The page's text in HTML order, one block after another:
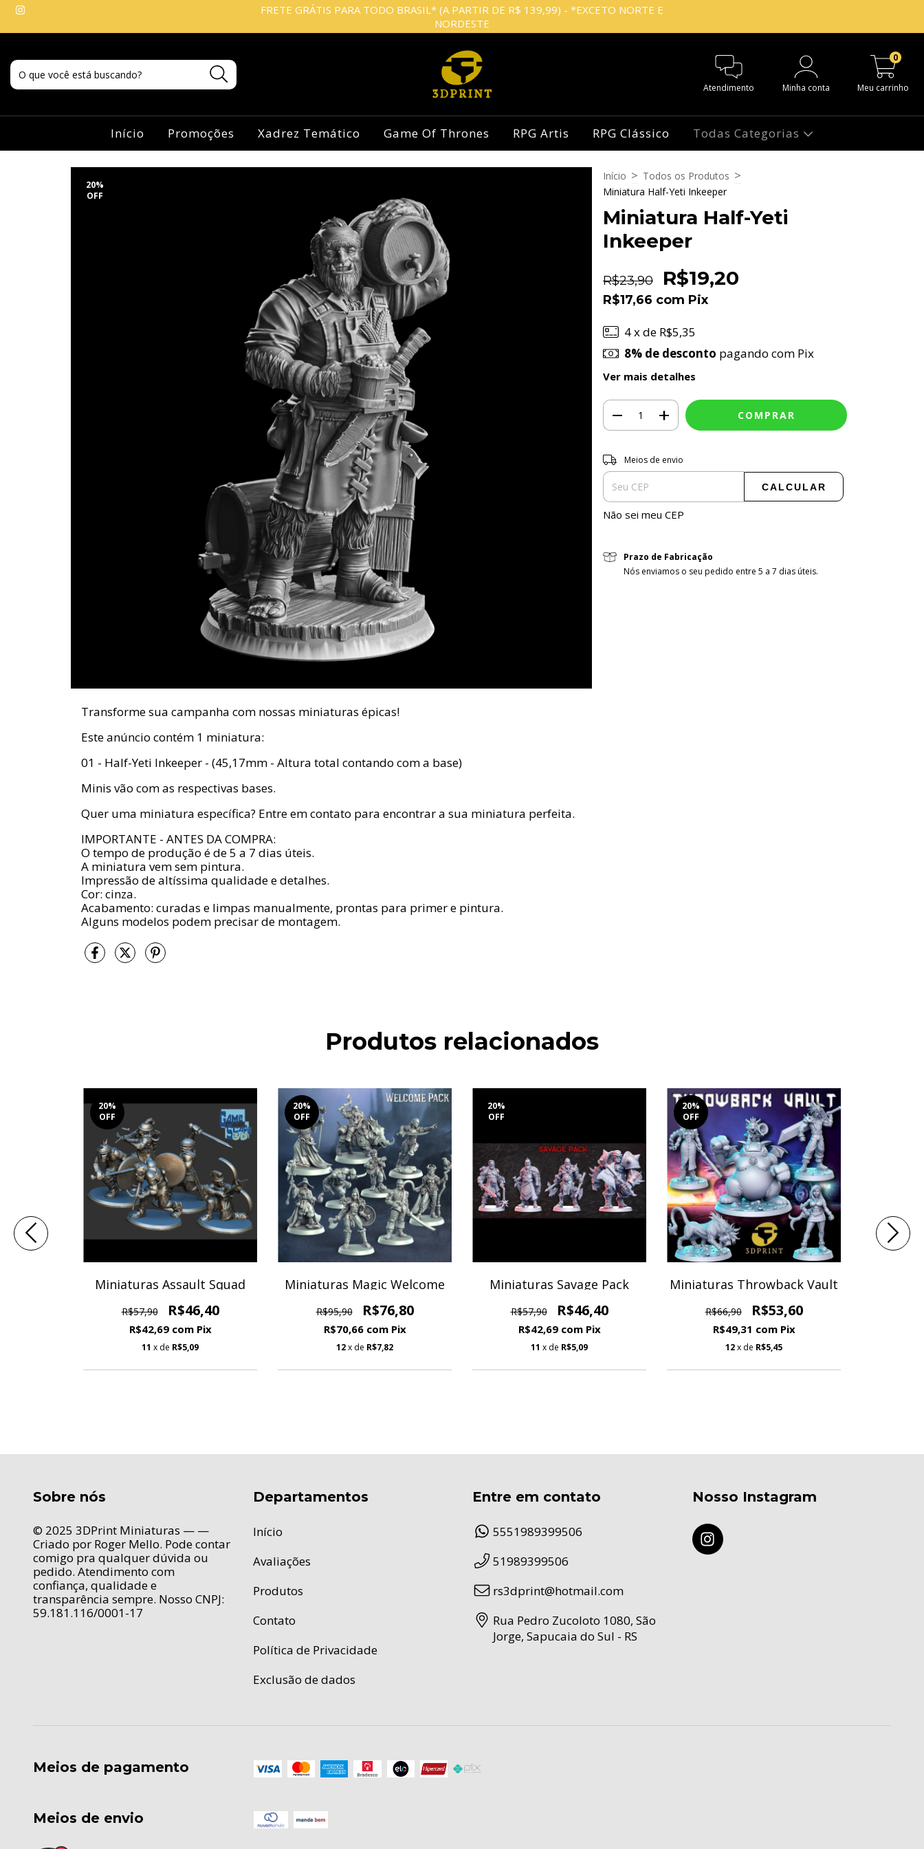
FRETE GRÁTIS PARA TODO BRASIL* (A PARTIR DE R$ 139,99) - *EXCETO NORTE E
NORDESTE
Atendimento Minha conta Meu carrinho
0
Início Promoções Xadrez Temático Game Of Thrones RPG Artis RPG Clássico Todas Categorias
20%
OFF
Transforme sua campanha com nossas miniaturas épicas!
Este anúncio contém 1 miniatura:
01 - Half-Yeti Inkeeper - (45,17mm - Altura total contando com a base)
Minis vão com as respectivas bases.
Quer uma miniatura específica? Entre em contato para encontrar a sua miniatura perfeita.
IMPORTANTE - ANTES DA COMPRA:
O tempo de produção é de 5 a 7 dias úteis.
A miniatura vem sem pintura.
Impressão de altíssima qualidade e detalhes.
Cor: cinza.
Acabamento: curadas e limpas manualmente, prontas para primer e pintura.
Alguns modelos podem precisar de montagem.
Início > Todos os Produtos >
Miniatura Half-Yeti Inkeeper
Miniatura Half-Yeti
Inkeeper
R$23,90 R$19,20
R$17,66 com Pix
4x de R$5,35
8% de desconto pagando com Pix
Ver mais detalhes
Entregas para o CEP:
Meios de envio
CALCULAR
Não sei meu CEP
Prazo de Fabricação
Nós enviamos o seu pedido entre 5 a 7 dias úteis.
Produtos relacionados
20%
OFF
Miniaturas Assault Squad
R$57,90 R$46,40
R$42,69 com Pix
11 x de R$5,09
20%
OFF
Miniaturas Magic Welcome
R$95,90 R$76,80
R$70,66 com Pix
12x de R$7,82
20%
OFF
Miniaturas Savage Pack
R$57,90 R$46,40
R$42,69 com Pix
11 x de R$5,09
20%
OFF
Miniaturas Throwback Vault
R$66,90 R$53,60
R$49,31 com Pix
12x de R$5,45
Sobre nós
© 2025 3DPrint Miniaturas — —
Criado por Roger Mello. Pode contar
comigo pra qualquer dúvida ou
pedido. Atendimento com
confiança, qualidade e
transparência sempre. Nosso CNPJ:
59.181.116/0001-17
Departamentos
Início
Avaliações
Produtos
Contato
Política de Privacidade
Exclusão de dados
Entre em contato
5551989399506
51989399506
rs3dprint@hotmail.com
Rua Pedro Zucoloto 1080, São
Jorge, Sapucaia do Sul - RS
Nosso Instagram
Meios de pagamento
Meios de envio